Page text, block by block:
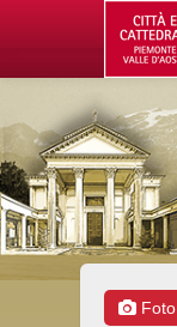
Foto